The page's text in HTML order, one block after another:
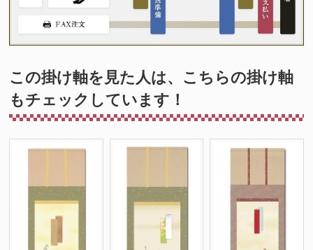
この掛け軸を見た人は、こちらの掛け軸
もチェックしています！